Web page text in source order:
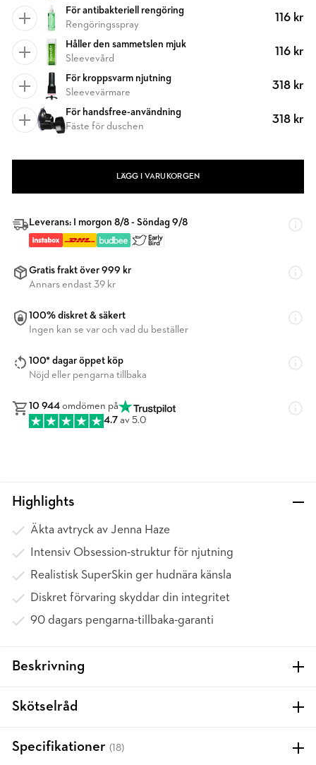
För antibakteriell rengöring
Rengöringsspray
116 kr
Håller den sammetslen mjuk
Sleevevård
116 kr
För kroppsvarm njutning
Sleevevärmare
318 kr
För handsfree-användning
Fäste för duschen
318 kr
LÄGG I VARUKORGEN
Leverans: I morgon 8/8 - Söndag 9/8
Gratis frakt över 999 kr
Annars endast 39 kr
100% diskret & säkert
Ingen kan se var och vad du beställer
100* dagar öppet köp
Nöjd eller pengarna tillbaka
10 944 omdömen på
4.7 av 5.0
Highlights
Äkta avtryck av Jenna Haze
Intensiv Obsession-struktur för njutning
Realistisk SuperSkin ger hudnära känsla
Diskret förvaring skyddar din integritet
90 dagars pengarna-tillbaka-garanti
Beskrivning
Skötselråd
Specifikationer (18)